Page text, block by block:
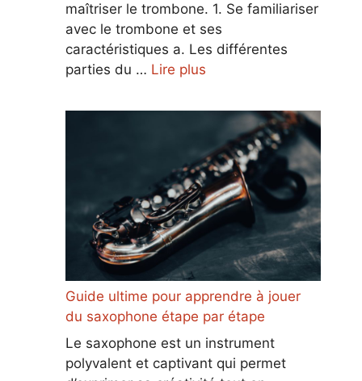
maîtriser le trombone. 1. Se familiariser
avec le trombone et ses
caractéristiques a. Les différentes
parties du … Lire plus
Guide ultime pour apprendre à jouer
du saxophone étape par étape
Le saxophone est un instrument
polyvalent et captivant qui permet